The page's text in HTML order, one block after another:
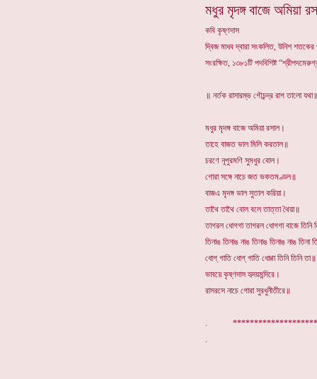
মধুর মৃদঙ্গ বাজে অমিয়া
কবি কৃষ্ণদাস
দ্বিজ মাধব দ্বারা সংকলিত, উনিশ শতকের
সংরক্ষিত, ১৩৮১টি পদবিশিষ্ট
॥ নর্তক রাসারম্ভ গৌচন্দ্র রাগ তালো
মধুর মৃদঙ্গ বাজে অমিয়া রসাল।
তাহে বাজত ভাল মিলি করতাল॥
চরণে নূপুরমণি সুমধুর বোল।
গোরা সঙ্গে নাচে জত ভকতমণ্ডল॥
বাজএ মৃদঙ্গ ভাল সুতাল করিয়া।
তাথৈ তাথৈ বোল বলে তাত্তা থৈয়া॥
তাগরল ধোগগা তাগরল ধোগগা বাজে তিনি
তিনাঙ তিনাঙ নাঙ তিনাঙ তিনাঙ নাঙ তিনা
ধোগ্ গাতি ধোগ্ গাতি ধোগ্গা তিনি তিনি তা॥
ভাবয়ে কৃষ্ণদাস হৃদয়মন্দিরে।
রাসরসে নাচে গোরা সুরধুনীতীরে॥
.